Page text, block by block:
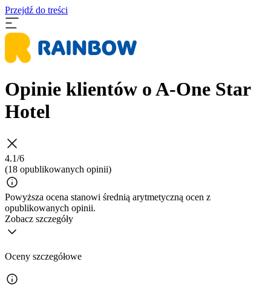
Przejdź do treści
Opinie klientów o A-One Star
Hotel
4.1/6
(18 opublikowanych opinii)
Powyższa ocena stanowi średnią arytmetyczną ocen z
opublikowanych opinii.
Zobacz szczegóły
Oceny szczegółowe